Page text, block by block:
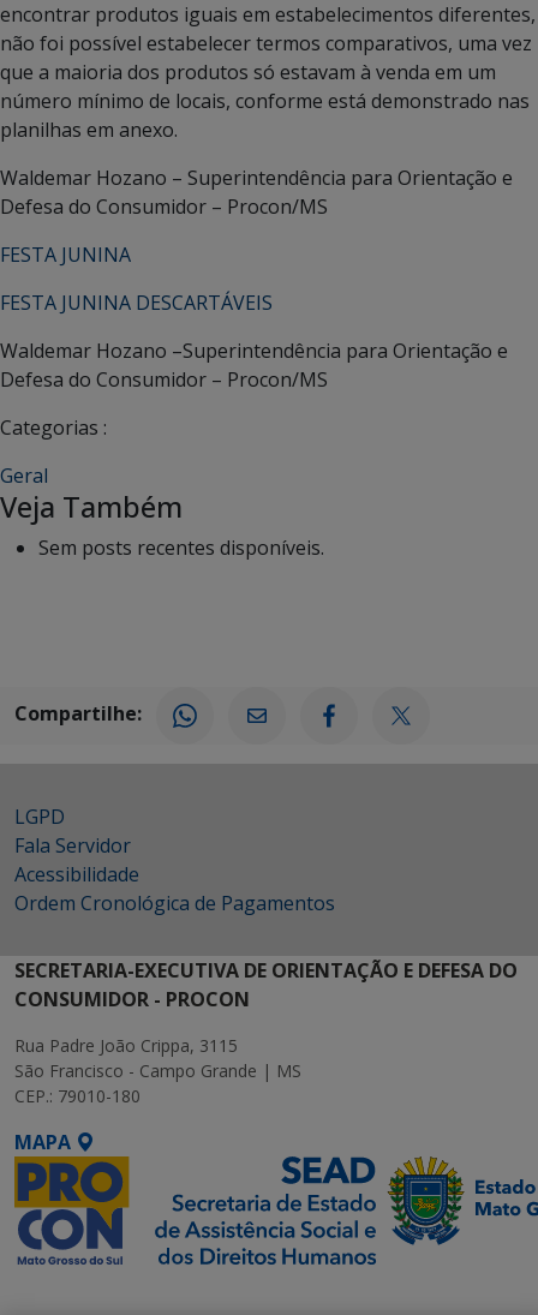
encontrar produtos iguais em estabelecimentos diferentes,
não foi possível estabelecer termos comparativos, uma vez
que a maioria dos produtos só estavam à venda em um
número mínimo de locais, conforme está demonstrado nas
planilhas em anexo.
Waldemar Hozano – Superintendência para Orientação e
Defesa do Consumidor – Procon/MS
FESTA JUNINA
FESTA JUNINA DESCARTÁVEIS
Waldemar Hozano –Superintendência para Orientação e
Defesa do Consumidor – Procon/MS
Categorias :
Geral
Veja Também
Sem posts recentes disponíveis.
Compartilhe:
LGPD
Fala Servidor
Acessibilidade
Ordem Cronológica de Pagamentos
SECRETARIA-EXECUTIVA DE ORIENTAÇÃO E DEFESA DO
CONSUMIDOR - PROCON
Rua Padre João Crippa, 3115
São Francisco - Campo Grande | MS
CEP.: 79010-180
MAPA